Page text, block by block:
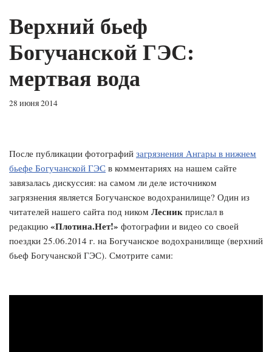
Верхний бьеф
Богучанской ГЭС:
мертвая вода
28 июня 2014
После публикации фотографий загрязнения Ангары в нижнем
бьефе Богучанской ГЭС в комментариях на нашем сайте
завязалась дискуссия: на самом ли деле источником
загрязнения является Богучанское водохранилище? Один из
читателей нашего сайта под ником Лесник прислал в
редакцию «Плотина.Нет!» фотографии и видео со своей
поездки 25.06.2014 г. на Богучанское водохранилище (верхний
бьеф Богучанской ГЭС). Смотрите сами: